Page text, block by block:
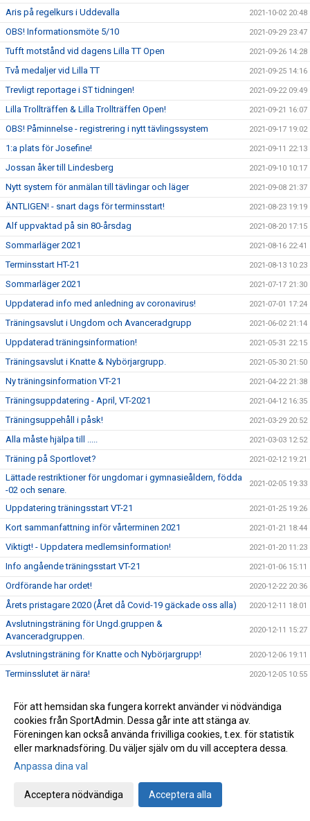
Aris på regelkurs i Uddevalla 2021-10-02 20:48
OBS! Informationsmöte 5/10 2021-09-29 23:47
Tufft motstånd vid dagens Lilla TT Open 2021-09-26 14:28
Två medaljer vid Lilla TT 2021-09-25 14:16
Trevligt reportage i ST tidningen! 2021-09-22 09:49
Lilla Trollträffen & Lilla Trollträffen Open! 2021-09-21 16:07
OBS! Påminnelse - registrering i nytt tävlingssystem 2021-09-17 19:02
1:a plats för Josefine! 2021-09-11 22:13
Jossan åker till Lindesberg 2021-09-10 10:17
Nytt system för anmälan till tävlingar och läger 2021-09-08 21:37
ÄNTLIGEN! - snart dags för terminsstart! 2021-08-23 19:19
Alf uppvaktad på sin 80-årsdag 2021-08-20 17:15
Sommarläger 2021 2021-08-16 22:41
Terminsstart HT-21 2021-08-13 10:23
Sommarläger 2021 2021-07-17 21:30
Uppdaterad info med anledning av coronavirus! 2021-07-01 17:24
Träningsavslut i Ungdom och Avanceradgrupp 2021-06-02 21:14
Uppdaterad träningsinformation! 2021-05-31 22:15
Träningsavslut i Knatte & Nybörjargrupp. 2021-05-30 21:50
Ny träningsinformation VT-21 2021-04-22 21:38
Träningsuppdatering - April, VT-2021 2021-04-12 16:35
Träningsuppehåll i påsk! 2021-03-29 20:52
Alla måste hjälpa till ..... 2021-03-03 12:52
Träning på Sportlovet? 2021-02-12 19:21
Lättade restriktioner för ungdomar i gymnasieåldern, födda
-02 och senare.
2021-02-05 19:33
Uppdatering träningsstart VT-21 2021-01-25 19:26
Kort sammanfattning inför vårterminen 2021 2021-01-21 18:44
Viktigt! - Uppdatera medlemsinformation! 2021-01-20 11:23
Info angående träningsstart VT-21 2021-01-06 15:11
Ordförande har ordet! 2020-12-22 20:36
Årets pristagare 2020 (Året då Covid-19 gäckade oss alla) 2020-12-11 18:01
Avslutningsträning för Ungd.gruppen &
Avanceradgruppen.
2020-12-11 15:27
Avslutningsträning för Knatte och Nybörjargrupp! 2020-12-06 19:11
Terminsslutet är nära! 2020-12-05 10:55
Ny uppdaterad info kring Covid-19 och vår träning HT-20! 2020-11-24 21:02
Ny info angående träning och träningstider! 2020-11-03 17:20
Uppdaterad info kring Covid-19 2020-10-31 12:32
Beslut om skärpta allmänna råd!
Träning på Höstlovet?
För att hemsidan ska fungera korrekt använder vi nödvändiga
cookies från SportAdmin. Dessa går inte att stänga av.
Föreningen kan också använda frivilliga cookies, t.ex. för statistik
eller marknadsföring. Du väljer själv om du vill acceptera dessa.
Anpassa dina val
Acceptera nödvändiga Acceptera alla